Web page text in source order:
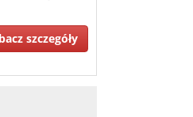
szczegóły